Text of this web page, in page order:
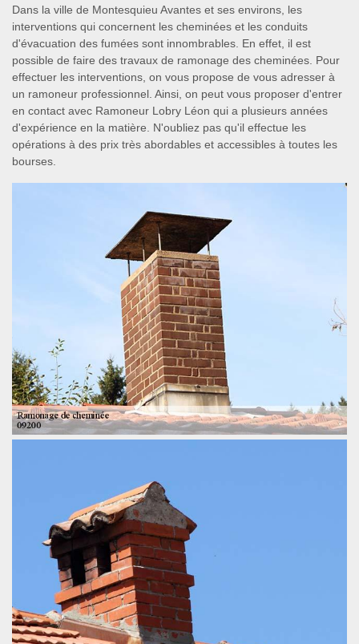
Dans la ville de Montesquieu Avantes et ses environs, les
interventions qui concernent les cheminées et les conduits
d'évacuation des fumées sont innombrables. En effet, il est
possible de faire des travaux de ramonage des cheminées. Pour
effectuer les interventions, on vous propose de vous adresser à
un ramoneur professionnel. Ainsi, on peut vous proposer d'entrer
en contact avec Ramoneur Lobry Léon qui a plusieurs années
d'expérience en la matière. N'oubliez pas qu'il effectue les
opérations à des prix très abordables et accessibles à toutes les
bourses.